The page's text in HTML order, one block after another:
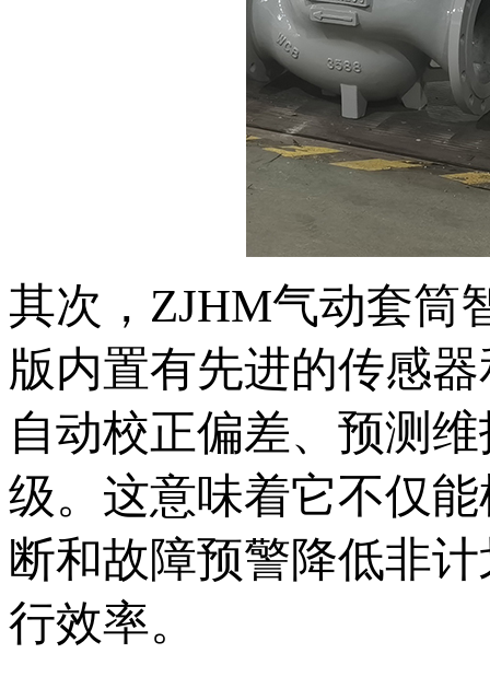
其次，ZJHM气动
版内置有先进的传感器和
自动校正偏差、预测
级。这意味着它不仅
断和故障预警降低非计
行效率。